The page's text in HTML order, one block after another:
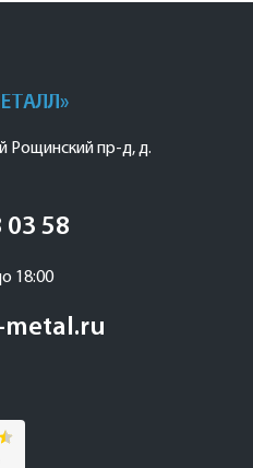
Рощинский пр-д, д.
03 58
18:00
metal.ru